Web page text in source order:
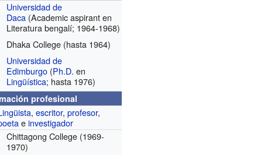
Universidad de
Daca (Academic aspirant en
Literatura bengalí; 1964-1968)
Dhaka College (hasta 1964)
Universidad de
Edimburgo (Ph.D. en
Lingüística; hasta 1976)
profesional
,escritor,profesor,
einvestigador
Chittagong College (1969-
1970)